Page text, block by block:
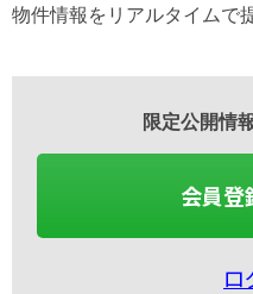
物件情報をリアルタイムで
限定公開情
会員登
ロ